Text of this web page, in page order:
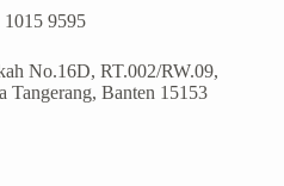
1015 9595
No.16D, RT.002/RW.09,
Tangerang, Banten 15153